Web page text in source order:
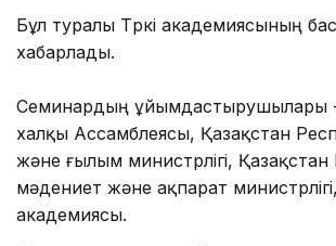
Бұл туралы Түркі академиясының
хабарлады.
Семинардың ұйымдастырушылары
халқы Ассамблеясы, Қазақстан
және ғылым министрлігі,
мәдениет және ақпарат министрлігі,
академиясы.